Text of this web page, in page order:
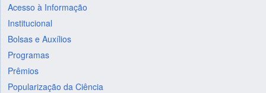
Acesso à Informação
Institucional
Bolsas e Auxílios
Programas
Prêmios
Popularização da Ciência